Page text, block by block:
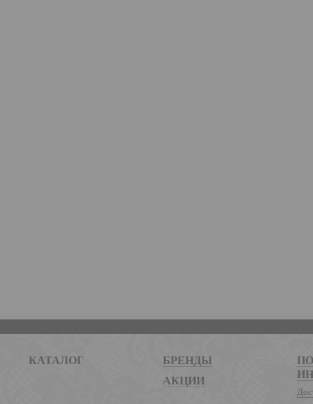
КАТАЛОГ
БРЕНДЫ
АКЦИИ